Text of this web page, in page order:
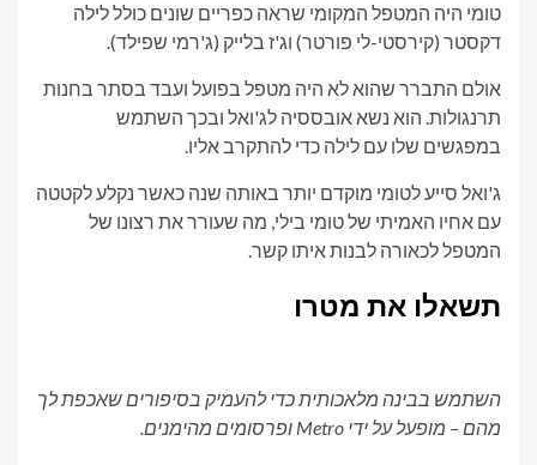
טומי היה המטפל המקומי שראה כפריים שונים כולל לילה
דקסטר (קירסטי-לי פורטר) וג'ז בלייק (ג'רמי שפילד).
אולם התברר שהוא לא היה מטפל בפועל ועבד בסתר בחנות
תרנגולות. הוא נשא אובססיה לג'ואל ובכך השתמש
במפגשים שלו עם לילה כדי להתקרב אליו.
ג'ואל סייע לטומי מוקדם יותר באותה שנה כאשר נקלע לקטטה
עם אחיו האמיתי של טומי בילי, מה שעורר את רצונו של
המטפל לכאורה לבנות איתו קשר.
תשאלו את מטרו
השתמש בבינה מלאכותית כדי להעמיק בסיפורים שאכפת לך
מהם – מופעל על ידי Metro ופרסומים מהימנים.